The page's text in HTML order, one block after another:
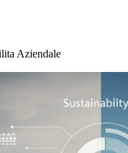
Aziendale